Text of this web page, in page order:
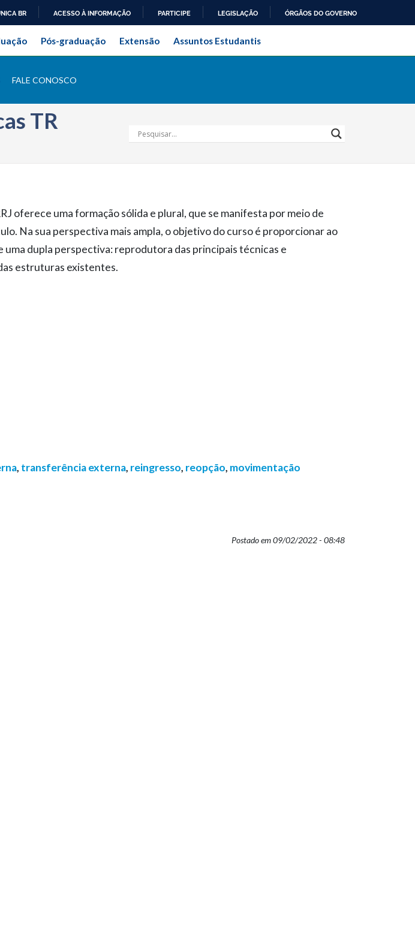
PARA
CONTEÚDO
BR ACESSO À INFORMAÇÃO PARTICIPE LEGISLAÇÃO ÓRGÃOS DO GOVERNO
Federal Rural do Rio de Janeiro
Pós-graduação Extensão Assuntos Estudantis
FALE CONOSCO
TR
oferece uma formação sólida e plural, que se manifesta por meio de
Na sua perspectiva mais ampla, o objetivo do curso é proporcionar ao
dupla perspectiva: reprodutora das principais técnicas e
estruturas existentes.
, transferência externa, reingresso, reopção, movimentação
Postado em 09/02/2022 - 08:48